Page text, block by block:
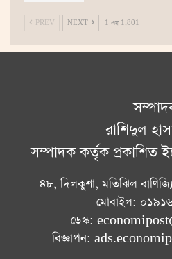
PREV NEXT 1 এর 1,801
রাশিদুল
সম্পাদক কর্তৃক প্রকাশিত
৪৮, দিলকুশা, মতিঝিল
মোবাইল:
ডেস্ক:
বিজ্ঞাপন: